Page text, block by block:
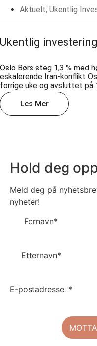
Aktuelt, Ukentlig
Ukentlig
Oslo Børs steg 1,3 % med
eskalerende Iran-konflikt
forrige uke og avsluttet på
Les Mer
Hold deg
Meld deg på
nyheter!
Fornavn*
Etternavn*
E-postadresse: *